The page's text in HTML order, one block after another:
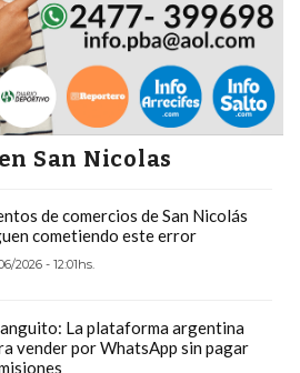
en San Nicolas
de comercios de San Nicolás
cometiendo este error
2026 - 12:01hs.
La plataforma argentina
vender por WhatsApp sin pagar